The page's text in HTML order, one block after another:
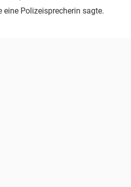
Polizeisprecherin sagte.